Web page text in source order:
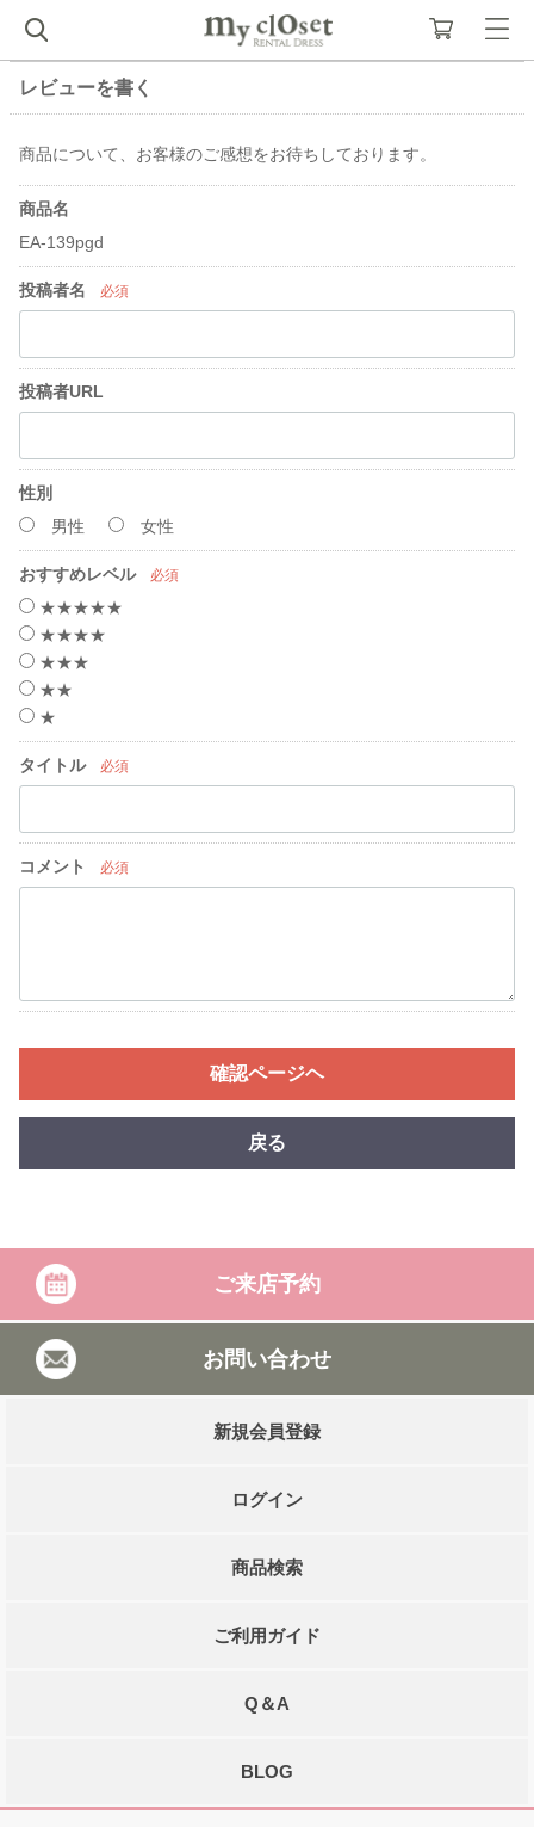
レビューを書く
商品について、お客様のご感想をお待ちしております。
商品名
EA-139pgd
投稿者名 必須
投稿者URL
性別
男性
女性
おすすめレベル 必須
★★★★★
★★★★
★★★
★★
★
タイトル 必須
コメント 必須
確認ページヘ
戻る
ご来店予約
お問い合わせ
新規会員登録
ログイン
商品検索
ご利用ガイド
Q＆A
BLOG